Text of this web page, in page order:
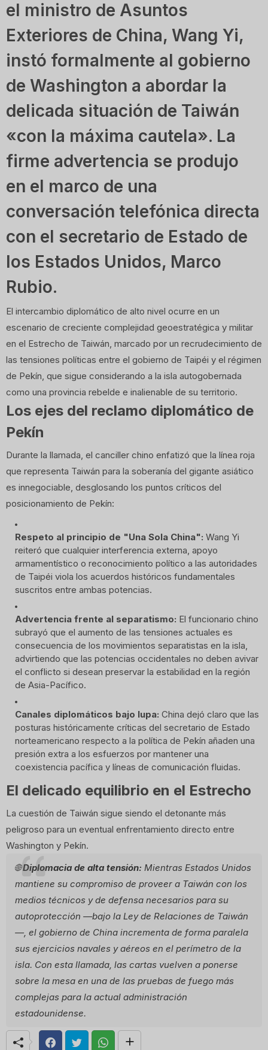
el ministro de Asuntos
Exteriores de China, Wang Yi,
instó formalmente al gobierno
de Washington a abordar la
delicada situación de Taiwán
«con la máxima cautela». La
firme advertencia se produjo
en el marco de una
conversación telefónica directa
con el secretario de Estado de
los Estados Unidos, Marco
Rubio.
El intercambio diplomático de alto nivel ocurre en un
escenario de creciente complejidad geoestratégica y militar
en el Estrecho de Taiwán, marcado por un recrudecimiento de
las tensiones políticas entre el gobierno de Taipéi y el régimen
de Pekín, que sigue considerando a la isla autogobernada
como una provincia rebelde e inalienable de su territorio.
Los ejes del reclamo diplomático de
Pekín
Durante la llamada, el canciller chino enfatizó que la línea roja
que representa Taiwán para la soberanía del gigante asiático
es innegociable, desglosando los puntos críticos del
posicionamiento de Pekín:
Respeto al principio de "Una Sola China": Wang Yi
reiteró que cualquier interferencia externa, apoyo
armamentístico o reconocimiento político a las autoridades
de Taipéi viola los acuerdos históricos fundamentales
suscritos entre ambas potencias.
Advertencia frente al separatismo: El funcionario chino
subrayó que el aumento de las tensiones actuales es
consecuencia de los movimientos separatistas en la isla,
advirtiendo que las potencias occidentales no deben avivar
el conflicto si desean preservar la estabilidad en la región
de Asia-Pacífico.
Canales diplomáticos bajo lupa: China dejó claro que las
posturas históricamente críticas del secretario de Estado
norteamericano respecto a la política de Pekín añaden una
presión extra a los esfuerzos por mantener una
coexistencia pacífica y líneas de comunicación fluidas.
El delicado equilibrio en el Estrecho
La cuestión de Taiwán sigue siendo el detonante más
peligroso para un eventual enfrentamiento directo entre
Washington y Pekín.
🌐Diplomacia de alta tensión: Mientras Estados Unidos
mantiene su compromiso de proveer a Taiwán con los
medios técnicos y de defensa necesarios para su
autoprotección —bajo la Ley de Relaciones de Taiwán
—, el gobierno de China incrementa de forma paralela
sus ejercicios navales y aéreos en el perímetro de la
isla. Con esta llamada, las cartas vuelven a ponerse
sobre la mesa en una de las pruebas de fuego más
complejas para la actual administración
estadounidense.